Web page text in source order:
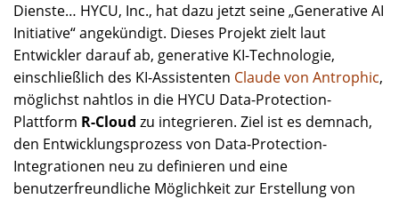
Dienste… HYCU, Inc., hat dazu jetzt seine „Generative AI
Initiative“ angekündigt. Dieses Projekt zielt laut
Entwickler darauf ab, generative KI-Technologie,
einschließlich des KI-Assistenten Claude von Antrophic,
möglichst nahtlos in die HYCU Data-Protection-
Plattform R-Cloud zu integrieren. Ziel ist es demnach,
den Entwicklungsprozess von Data-Protection-
Integrationen neu zu definieren und eine
benutzerfreundliche Möglichkeit zur Erstellung von